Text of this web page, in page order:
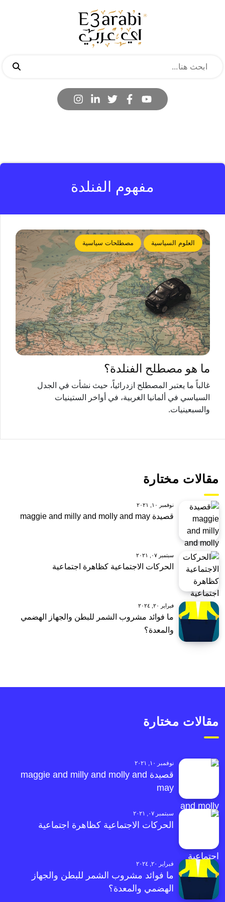
مفهوم الفنلدة
العلوم السياسية مصطلحات سياسية
ما هو مصطلح الفنلدة؟
غالباً ما يعتبر المصطلح ازدرائياً، حيث نشأت في الجدل
السياسي في ألمانيا الغربية، في أواخر الستينيات
والسبعينيات.
مقالات مختارة
نوفمبر ١٠, ٢٠٢١
قصيدة maggie and milly and molly and may
سبتمبر ٠٧, ٢٠٢١
الحركات الاجتماعية كظاهرة اجتماعية
فبراير ٢٠, ٢٠٢٤
ما فوائد مشروب الشمر للبطن والجهاز الهضمي
والمعدة؟
مقالات مختارة
نوفمبر ١٠, ٢٠٢١
قصيدة maggie and milly and molly and
may
سبتمبر ٠٧, ٢٠٢١
الحركات الاجتماعية كظاهرة اجتماعية
فبراير ٢٠, ٢٠٢٤
ما فوائد مشروب الشمر للبطن والجهاز
الهضمي والمعدة؟